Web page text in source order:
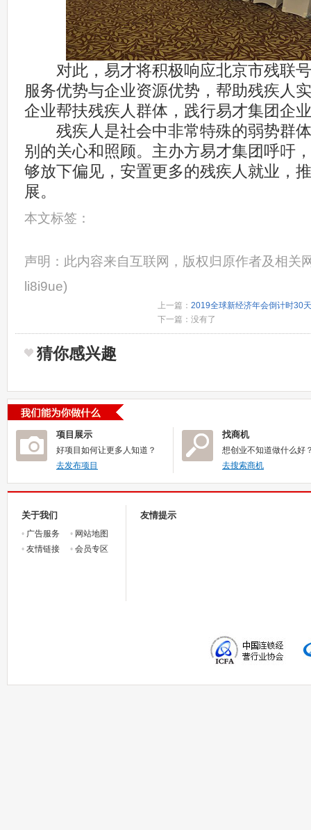
对此，易才将积极响应北京市残联号
服务优势与企业资源优势，帮助残疾人
企业帮扶残疾人群体，践行易才集团企
残疾人是社会中非常特殊的弱势群体
别的关心和照顾。主办方易才集团呼吁
够放下偏见，安置更多的残疾人就业，
展。
本文标签：
声明：此内容来自互联网，版权归原作者及相关
li8i9ue)
上一篇： 2019全球新经济年会倒计时30
下一篇：没有了
猜你感兴趣
项目展示
好项目如何让更多人知道？
去发布项目
找商机
想创业不知道做什么好
去搜索商机
关于我们
• 广告服务 • 网站地图
• 友情链接 • 会员专区
友情提示